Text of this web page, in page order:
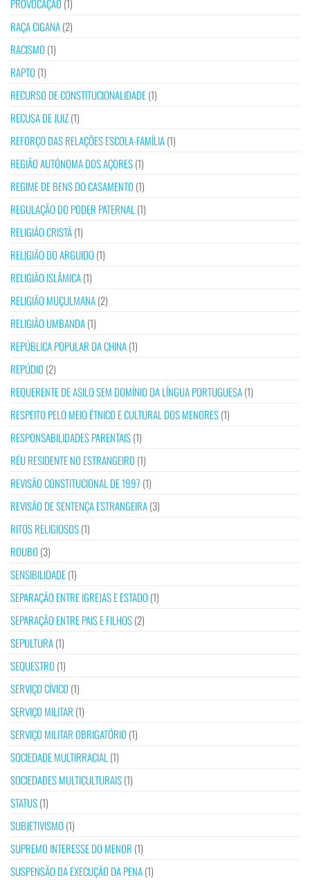
PROVOCAÇÃO (1)
RAÇA CIGANA(2)
RACISMO (1)
RAPTO (1)
RECURSO DE CONSTITUCIONALIDADE(1)
RECUSA DE JUIZ(1)
REFORÇO DAS RELAÇÕES ESCOLA-FAMÍLIA(1)
REGIÃO AUTÓNOMA DOS AÇORES(1)
REGIME DE BENS DO CASAMENTO (1)
REGULAÇÃO DO PODER PATERNAL(1)
RELIGIÃO CRISTÃ(1)
RELIGIÃO DO ARGUIDO (1)
RELIGIÃO ISLÂMICA(1)
RELIGIÃO MUÇULMANA(2)
RELIGIÃO UMBANDA(1)
REPÚBLICA POPULAR DA CHINA(1)
REPÚDIO (2)
REQUERENTE DE ASILO SEM DOMÍNIO DA LÍNGUA PORTUGUESA(1)
RESPEITO PELO MEIO ÉTNICO E CULTURAL DOS MENORES(1)
RESPONSABILIDADES PARENTAIS(1)
RÉU RESIDENTE NO ESTRANGEIRO (1)
REVISÃO CONSTITUCIONAL DE 1997 (1)
REVISÃO DE SENTENÇA ESTRANGEIRA(3)
RITOS RELIGIOSOS(1)
ROUBO (3)
SENSIBILIDADE(1)
SEPARAÇÃO ENTRE IGREJAS E ESTADO (1)
SEPARAÇÃO ENTRE PAIS E FILHOS(2)
SEPULTURA(1)
SEQUESTRO (1)
SERVIÇO CÍVICO (1)
SERVIÇO MILITAR (1)
SERVIÇO MILITAR OBRIGATÓRIO (1)
SOCIEDADE MULTIRRACIAL(1)
SOCIEDADES MULTICULTURAIS(1)
STATUS(1)
SUBJETIVISMO (1)
SUPREMO INTERESSE DO MENOR (1)
SUSPENSÃO DA EXECUÇÃO DA PENA(1)